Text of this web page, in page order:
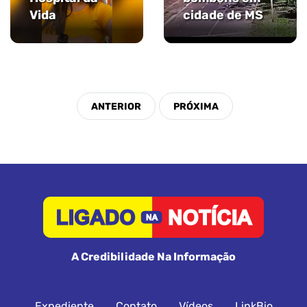
Vida
cidade de MS
A Credibilidade Na Informação